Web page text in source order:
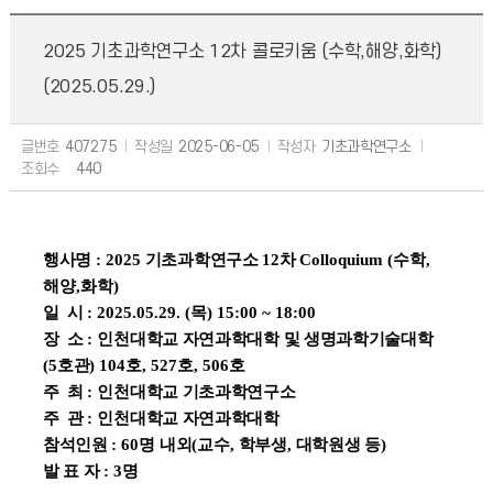
2025 기초과학연구소 12차 콜로키움 (수학,해양,화학)
(2025.05.29.)
글번호 407275 작성일 2025-06-05 작성자 기초과학연구소
조회수
440
행사명 : 2025 기초과학연구소 12차Colloquium (수학,
해양,화학)
일 시 : 2025.05.29. (목) 15:00 ~ 18:00
장 소 : 인천대학교 자연과학대학 및 생명과학기술대학
(5호관) 104호, 527호, 506호
주 최 : 인천대학교 기초과학연구소
주 관: 인천대학교 자연과학대학
참석인원 : 60명 내외(교수, 학부생, 대학원생 등)
발 표 자: 3명